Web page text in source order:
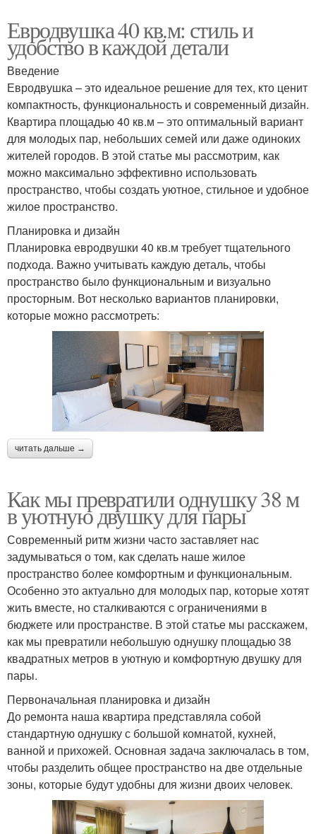
Евродвушка 40 кв.м: стиль и
удобство в каждой детали
Введение
Евродвушка – это идеальное решение для тех, кто ценит
компактность, функциональность и современный дизайн.
Квартира площадью 40 кв.м – это оптимальный вариант
для молодых пар, небольших семей или даже одиноких
жителей городов. В этой статье мы рассмотрим, как
можно максимально эффективно использовать
пространство, чтобы создать уютное, стильное и удобное
жилое пространство.
Планировка и дизайн
Планировка евродвушки 40 кв.м требует тщательного
подхода. Важно учитывать каждую деталь, чтобы
пространство было функциональным и визуально
просторным. Вот несколько вариантов планировки,
которые можно рассмотреть:
читать дальше →
Как мы превратили однушку 38 м
в уютную двушку для пары
Современный ритм жизни часто заставляет нас
задумываться о том, как сделать наше жилое
пространство более комфортным и функциональным.
Особенно это актуально для молодых пар, которые хотят
жить вместе, но сталкиваются с ограничениями в
бюджете или пространстве. В этой статье мы расскажем,
как мы превратили небольшую однушку площадью 38
квадратных метров в уютную и комфортную двушку для
пары.
Первоначальная планировка и дизайн
До ремонта наша квартира представляла собой
стандартную однушку с большой комнатой, кухней,
ванной и прихожей. Основная задача заключалась в том,
чтобы разделить общее пространство на две отдельные
зоны, которые будут удобны для жизни двоих человек.